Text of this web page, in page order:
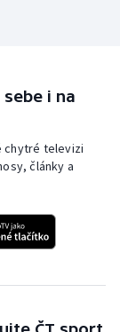
i na
chytré televizi
články a